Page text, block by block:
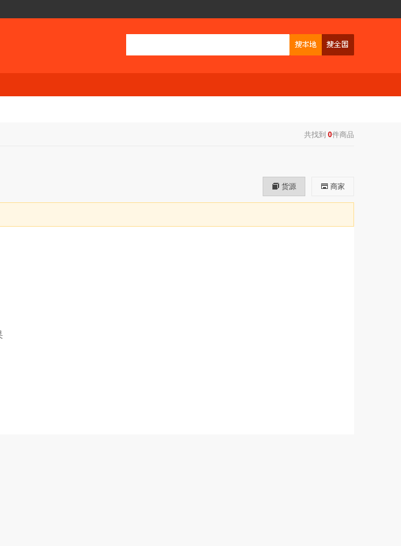
共找到 0件商品
商家
货源